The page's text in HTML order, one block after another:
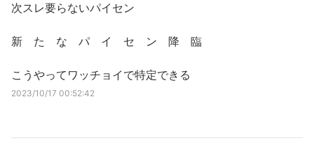
次スレ要らないパイセン
新 た な パ イ セ ン 降 臨
こうやってワッチョイで特定できる
2023/10/17 00:52:42